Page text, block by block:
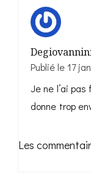
Publié le 17
Je ne l’ai
donne trop
Les